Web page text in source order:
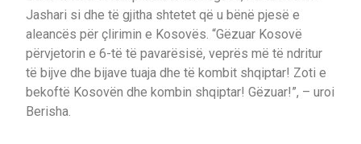
Jashari si dhe të gjitha shtetet që u bënë pjesë e
aleancës për çlirimin e Kosovës. “Gëzuar Kosovë
përvjetorin e 6-të të pavarësisë, veprës më të ndritur
të bijve dhe bijave tuaja dhe të kombit shqiptar! Zoti e
bekoftë Kosovën dhe kombin shqiptar! Gëzuar!”, – uroi
Berisha.